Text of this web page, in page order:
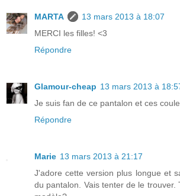
MARTA
13 mars 2013 à 18:07
MERCI les filles! <3
Répondre
Glamour-cheap 13 mars 2013 à
Je suis fan de ce pantalon et ces
Répondre
Marie 13 mars 2013 à 21:17
J'adore cette version plus longue et
du pantalon. Vais tenter de le trouver.